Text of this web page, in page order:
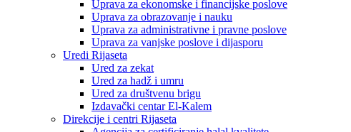
Uprava za ekonomske i financijske poslove
Uprava za obrazovanje i nauku
Uprava za administrativne i pravne poslove
Uprava za vanjske poslove i dijasporu
Uredi Rijaseta
Ured za zekat
Ured za hadž i umru
Ured za društvenu brigu
Izdavački centar El-Kalem
Direkcije i centri Rijaseta